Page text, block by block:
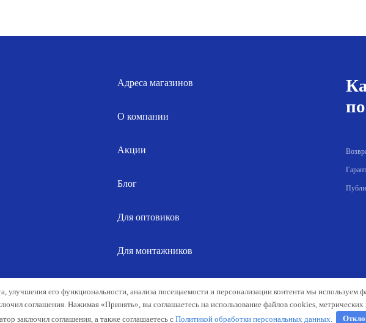
р..
9
607.00 р..
22
Адреса магазинов
О компании
Акции
Блог
Для оптовиков
Для монтажников
улучшения его функциональности, анализа посещаемости и персонализации контента мы
соглашения. Нажимая «Принять», вы соглашаетесь на использование файлов cookies,
заключил соглашения, а также соглашаетесь с Политикой обработки персональных данных.